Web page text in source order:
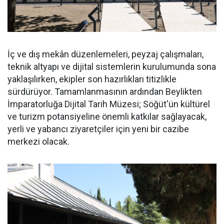
İç ve dış mekân düzenlemeleri, peyzaj çalışmaları,
teknik altyapı ve dijital sistemlerin kurulumunda sona
yaklaşılırken, ekipler son hazırlıkları titizlikle
sürdürüyor. Tamamlanmasının ardından Beylikten
İmparatorluğa Dijital Tarih Müzesi; Söğüt'ün kültürel
ve turizm potansiyeline önemli katkılar sağlayacak,
yerli ve yabancı ziyaretçiler için yeni bir cazibe
merkezi olacak.